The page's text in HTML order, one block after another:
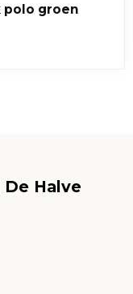
polo groen
Halve